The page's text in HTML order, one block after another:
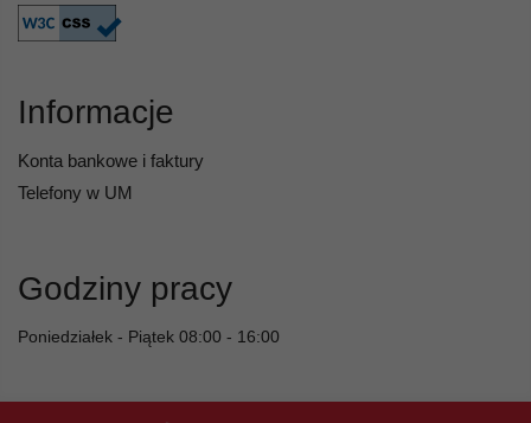
Informacje
Konta bankowe i faktury
Telefony w UM
Godziny pracy
Poniedziałek - Piątek 08:00 - 16:00